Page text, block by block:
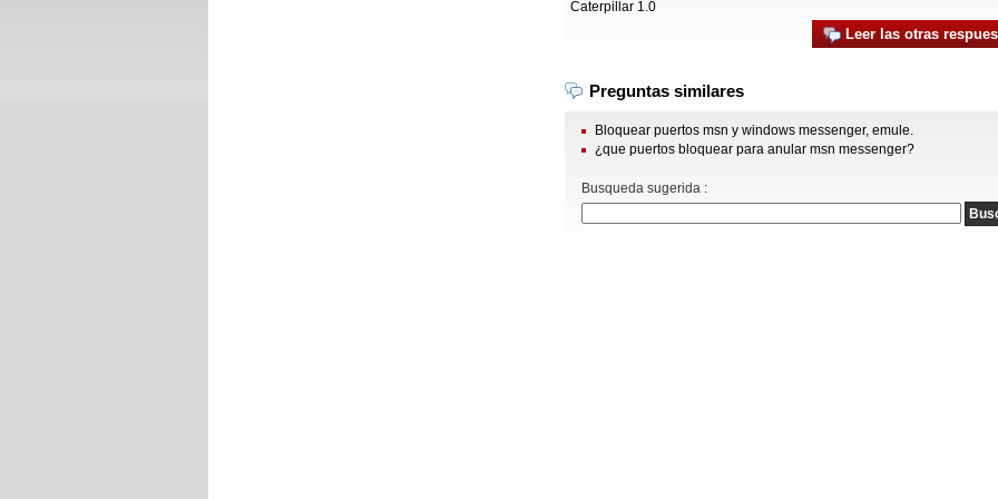
Caterpillar 1.0
Leer las otras
Preguntas similares
Bloquear puertos msn y windows messenger, emule.
¿que puertos bloquear para anular msn messenger?
Busqueda sugerida :